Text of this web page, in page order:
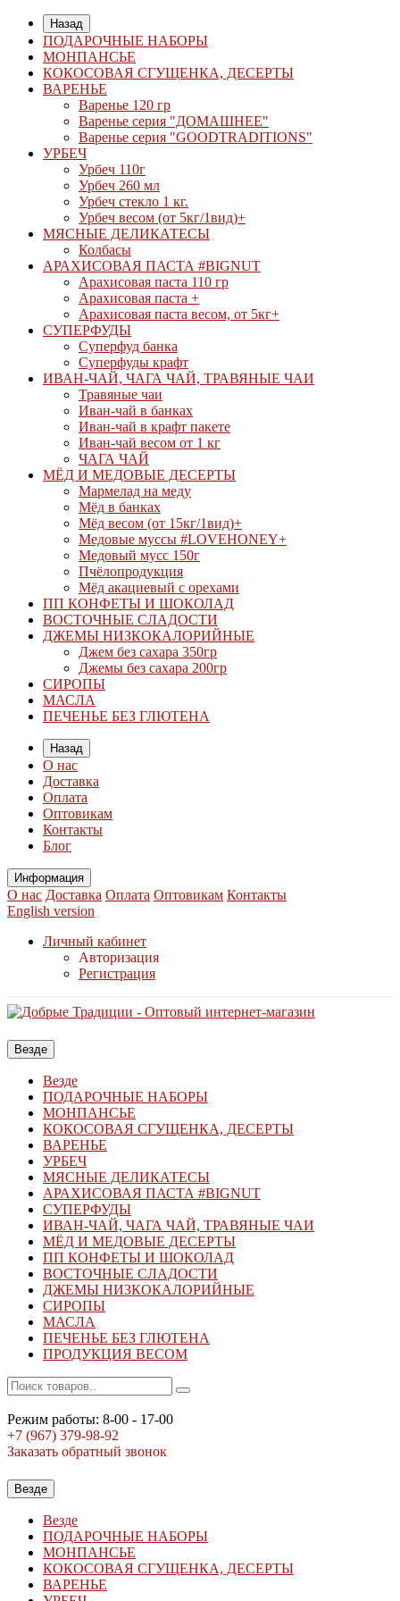
Назад
ПОДАРОЧНЫЕ НАБОРЫ
МОНПАНСЬЕ
КОКОСОВАЯ СГУЩЕНКА, ДЕСЕРТЫ
ВАРЕНЬЕ
Варенье 120 гр
Варенье серия "ДОМАШНЕЕ"
Варенье серия "GOODTRADITIONS"
УРБЕЧ
Урбеч 110г
Урбеч 260 мл
Урбеч стекло 1 кг.
Урбеч весом (от 5кг/1вид)+
МЯСНЫЕ ДЕЛИКАТЕСЫ
Колбасы
АРАХИСОВАЯ ПАСТА #BIGNUT
Арахисовая паста 110 гр
Арахисовая паста +
Арахисовая паста весом, от 5кг+
СУПЕРФУДЫ
Суперфуд банка
Суперфуды крафт
ИВАН-ЧАЙ, ЧАГА ЧАЙ, ТРАВЯНЫЕ ЧАИ
Травяные чаи
Иван-чай в банках
Иван-чай в крафт пакете
Иван-чай весом от 1 кг
ЧАГА ЧАЙ
МЁД И МЕДОВЫЕ ДЕСЕРТЫ
Мармелад на меду
Мёд в банках
Мёд весом (от 15кг/1вид)+
Медовые муссы #LOVEHONEY+
Медовый мусс 150г
Пчёлопродукция
Мёд акациевый с орехами
ПП КОНФЕТЫ И ШОКОЛАД
ВОСТОЧНЫЕ СЛАДОСТИ
ДЖЕМЫ НИЗКОКАЛОРИЙНЫЕ
Джем без сахара 350гр
Джемы без сахара 200гр
СИРОПЫ
МАСЛА
ПЕЧЕНЬЕ БЕЗ ГЛЮТЕНА
Назад
О нас
Доставка
Оплата
Оптовикам
Контакты
Блог
Информация
О нас Доставка Оплата Оптовикам Контакты
English version
Личный кабинет
Авторизация
Регистрация
Везде
Везде
ПОДАРОЧНЫЕ НАБОРЫ
МОНПАНСЬЕ
КОКОСОВАЯ СГУЩЕНКА, ДЕСЕРТЫ
ВАРЕНЬЕ
УРБЕЧ
МЯСНЫЕ ДЕЛИКАТЕСЫ
АРАХИСОВАЯ ПАСТА #BIGNUT
СУПЕРФУДЫ
ИВАН-ЧАЙ, ЧАГА ЧАЙ, ТРАВЯНЫЕ ЧАИ
МЁД И МЕДОВЫЕ ДЕСЕРТЫ
ПП КОНФЕТЫ И ШОКОЛАД
ВОСТОЧНЫЕ СЛАДОСТИ
ДЖЕМЫ НИЗКОКАЛОРИЙНЫЕ
СИРОПЫ
МАСЛА
ПЕЧЕНЬЕ БЕЗ ГЛЮТЕНА
ПРОДУКЦИЯ ВЕСОМ
Режим работы: 8-00 - 17-00
+7 (967) 379-98-92
Заказать обратный звонок
Везде
Везде
ПОДАРОЧНЫЕ НАБОРЫ
МОНПАНСЬЕ
КОКОСОВАЯ СГУЩЕНКА, ДЕСЕРТЫ
ВАРЕНЬЕ